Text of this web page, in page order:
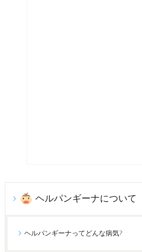
ヘルパンギーナについて
ヘルパンギーナってどんな病気?